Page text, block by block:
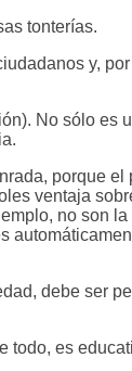
tonterías.
y,
No sólo es
porque el
ventaja
no son
debe ser
todo, es